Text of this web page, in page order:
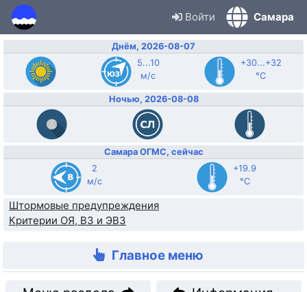
Войти Самара
Днём, 2026-08-07
5...10
м/с
+30...+32
°C
Ночью, 2026-08-08
Самара ОГМС, сейчас
2
м/с
+19.9
°C
Штормовые предупреждения
Критерии ОЯ, ВЗ и ЭВЗ
Главное меню